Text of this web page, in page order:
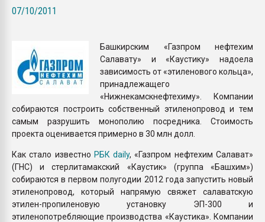
07/10/2011
Башкирским «Газпром нефтехим
Салавату» и «Каустику» надоела
зависимость от «этиленового кольца»,
принадлежащего
«Нижнекамскнефтехиму». Компании
собираются построить собственный этиленопровод и тем
самым разрушить монополию посредника. Стоимость
проекта оценивается примерно в 30 млн долл.
Как стало известно РБК daily, «Газпром нефтехим Салават»
(ГНС) и стерлитамакский «Каустик» (группа «Башхим»)
собираются в первом полугодии 2012 года запустить новый
этиленопровод, который напрямую свяжет салаватскую
этилен-пропиленовую установку ЭП-300 и
этиленопотребляющие производства «Каустика». Компании